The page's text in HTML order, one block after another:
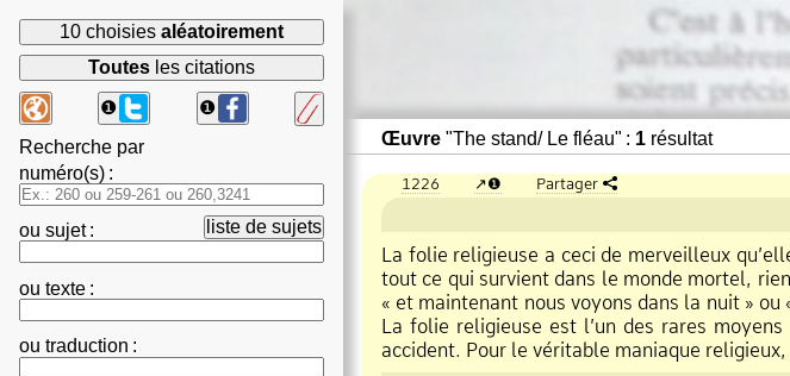
10 choisies aléatoirement
Toutes les citations
❶
❶
Recherche par
numéro(s) :
ou sujet: liste de sujets
ou texte :
ou traduction :
Œuvre "The stand/ Le fléau" : 1 résultat
1226 ❶ Partager
La folie religieuse a ceci de merveilleux
tout ce qui survient dans le monde mortel,
« et maintenant nous voyons dans la nuit »
La folie religieuse est l’un des rares
accident. Pour le véritable maniaque